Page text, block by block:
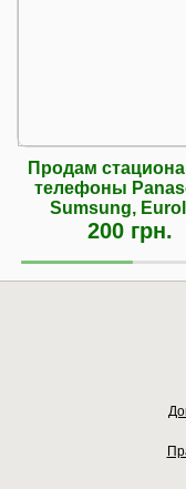
Продам
телефоны
Sumsung,
200 грн.